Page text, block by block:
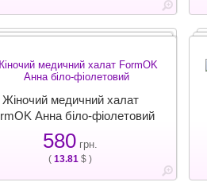
Жіночий медичний халат
Анна біло-фіолетовий
580 грн.
( 13.81 $ )